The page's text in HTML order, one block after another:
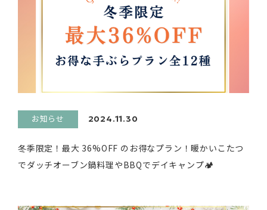
お知らせ 2024.11.30
冬季限定！最大 36%OFF のお得なプラン！暖かいこたつ
でダッチオーブン鍋料理やBBQでデイキャンプ🏕